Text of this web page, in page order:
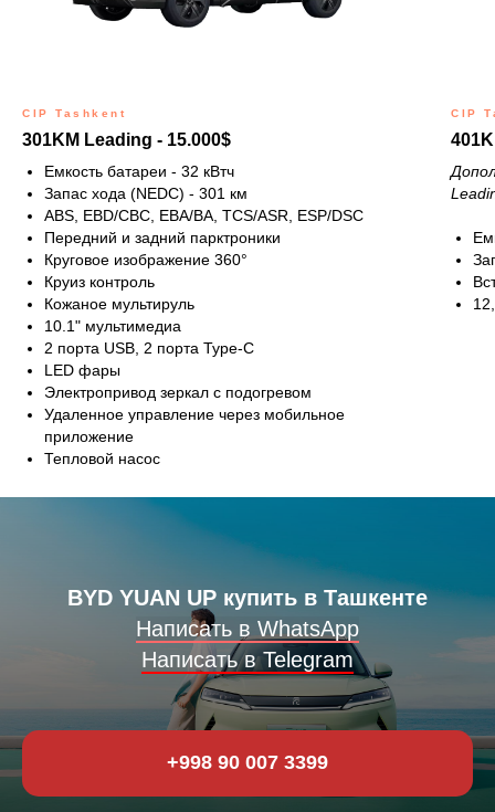
CIP Tashkent
301KM Leading - 15.000$
Емкость батареи - 32 кВтч
Запас хода (NEDC) - 301 км
ABS, EBD/CBC, EBA/BA, TCS/ASR, ESP/DSC
Передний и задний парктроники
Круговое изображение 360°
Круиз контроль
Кожаное мультируль
10.1" мультимедиа
2 порта USB, 2 порта Type-C
LED фары
Электропривод зеркал с подогревом
Удаленное управление через мобильное
приложение
Тепловой насос
CIP
BYD YUAN UP купить в Ташкенте
Написать в WhatsApp
Написать в Telegram
+998 90 007 3399